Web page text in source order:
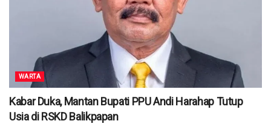
WARTA
Kabar Duka, Mantan Bupati PPU Andi Harahap Tutup
Usia di RSKD Balikpapan